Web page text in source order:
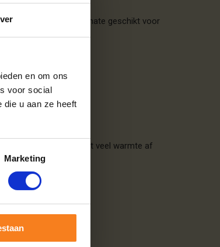
en om ons
voor social
die u aan ze heeft
Marketing
is
uitermate geschikt voor
langzaam en geeft veel warmte af